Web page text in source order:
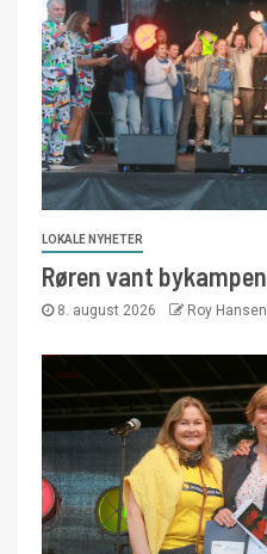
LOKALE NYHETER
Røren vant
8. august 2026 Roy Hansen